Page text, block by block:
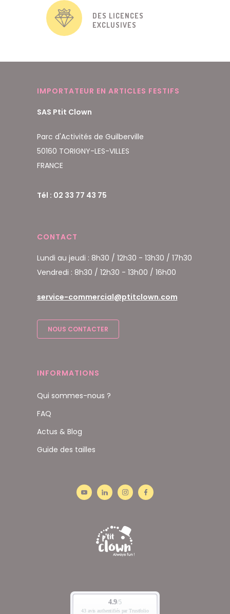
DES LICENCES
EXCLUSIVES
IMPORTATEUR EN ARTICLES FESTIFS
SAS Ptit Clown
Parc d'Activités de Guilberville
50160 TORIGNY-LES-VILLES
FRANCE
Tél : 02 33 77 43 75
CONTACT
Lundi au jeudi : 8h30 / 12h30 - 13h30 / 17h30
Vendredi : 8h30 / 12h30 - 13h00 / 16h00
service-commercial@ptitclown.com
NOUS CONTACTER
INFORMATIONS
Qui sommes-nous ?
FAQ
Actus & Blog
Guide des tailles